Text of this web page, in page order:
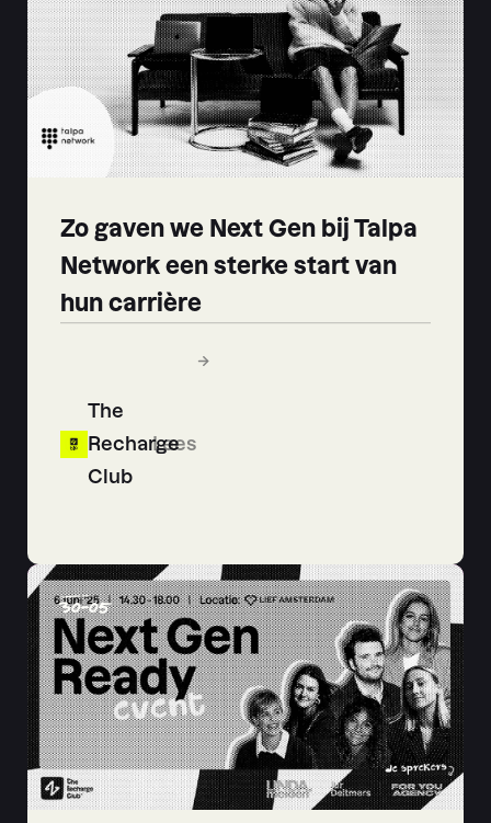
Zo gaven we Next Gen bij Talpa
Network een sterke start van
hun carrière
The
Recharge
Club
Lees
30-05